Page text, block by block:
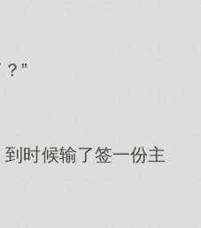
”
时候输了签一份主